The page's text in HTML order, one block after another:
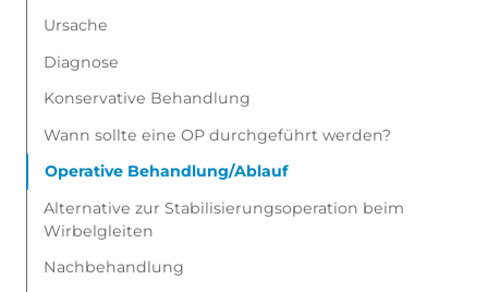
Ursache
Diagnose
Konservative Behandlung
Wann sollte eine OP durchgeführt werden?
Operative Behandlung/Ablauf
Alternative zur Stabilisierungsoperation beim
Wirbelgleiten
Nachbehandlung